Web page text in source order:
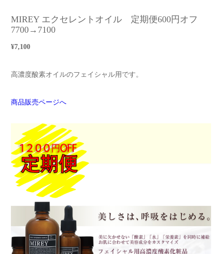
MIREY エクセレントオイル 定期便600円オフ
7700→7100
¥7,100
高濃度酸素オイルのフェイシャル用です。
商品販売ページへ